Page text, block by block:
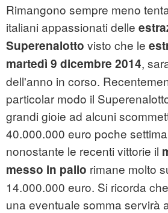
Rimangono sempre meno
italiani appassionati delle
Superenalotto visto che le
martedì 9 dicembre 2014,
dell'anno in corso.
particolar modo il
grandi gioie ad alcuni
40.000.000 euro poche
nonostante le recenti vittorie il
messo in palio rimane molto
14.000.000 euro. Si ricorda
una eventuale somma servirà